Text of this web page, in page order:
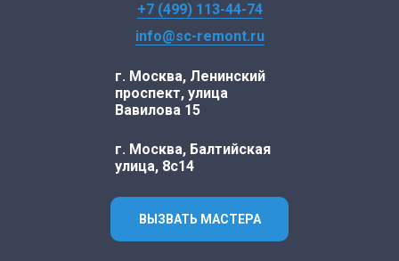
+7 (499) 113-44-74
info@sc-remont.ru
г. Москва, Ленинский
проспект, улица
Вавилова 15
г. Москва, Балтийская
улица, 8с14
ВЫЗВАТЬ МАСТЕРА